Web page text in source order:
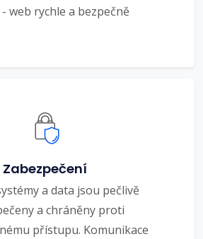
web rychle a bezpečně
Zabezpečení
a data jsou pečlivě
a chráněny proti
přístupu. Komunikace